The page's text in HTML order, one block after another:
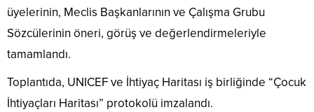
üyelerinin, Meclis Başkanlarının ve Çalışma Grubu
Sözcülerinin öneri, görüş ve değerlendirmeleriyle
tamamlandı.
Toplantıda, UNICEF ve İhtiyaç Haritası iş birliğinde “Çocuk
İhtiyaçları Haritası” protokolü imzalandı.